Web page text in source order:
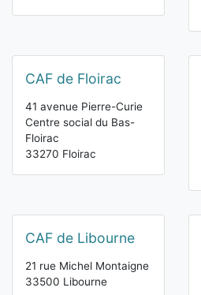
CAF de Floirac
41 avenue Pierre-Curie
Centre social du Bas-
Floirac
33270 Floirac
CAF de Libourne
21 rue Michel Montaigne
33500 Libourne